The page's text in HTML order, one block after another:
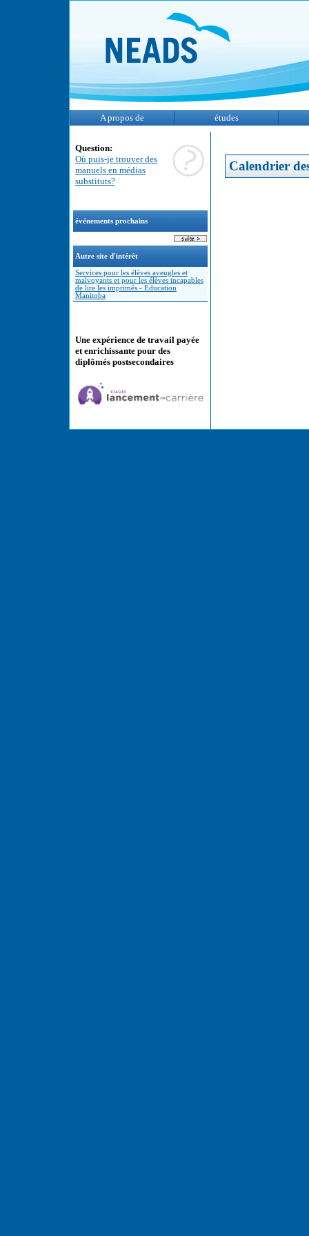
A propos de études
Question:
Où puis-je trouver des
manuels en médias
substituts?
événements prochains
Autre site d'intérêt
Services pour les élèves aveugles et
malvoyants et pour les élèves incapables
de lire les imprimés - Education
Manitoba
Une expérience de travail payée
et enrichissante pour des
diplômés postsecondaires
Calendrier